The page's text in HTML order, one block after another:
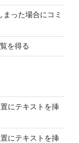
った場合にコミ
を得る
にテキストを挿
にテキストを挿